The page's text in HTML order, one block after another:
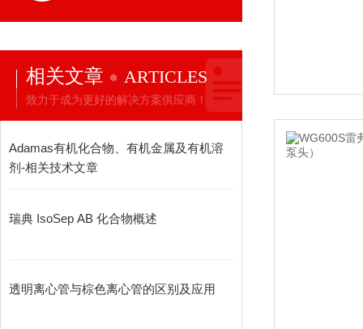
相关文章 ARTICLES
致力于成为更好的解决方案供应商！
Adamas有机化合物、有机金属及有机溶
剂-相关技术文章
瑞典 IsoSep AB 化合物概述
透明离心管与棕色离心管的区别及应用